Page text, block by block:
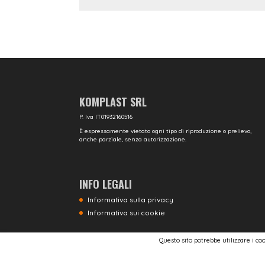
Questo sito potrebbe utilizzare i
KOMPLAST SRL
P. Iva IT01932160516
È espressamente vietato ogni tipo di riproduzione o prelievo,
anche parziale, senza autorizzazione.
INFO LEGALI
Informativa sulla privacy
Informativa sui cookie